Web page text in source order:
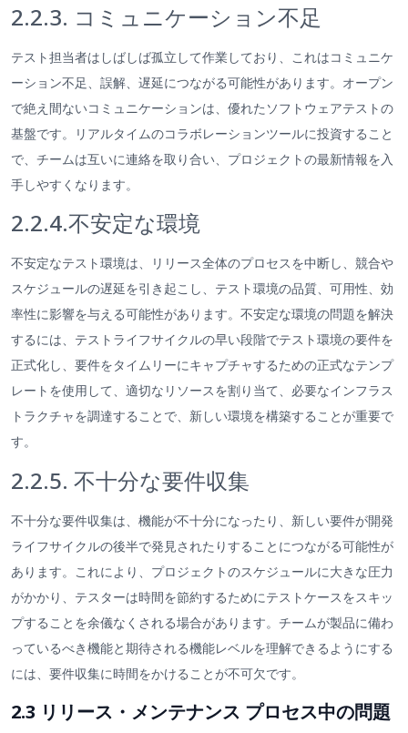
2.2.3. コミュニケーション不足
テスト担当者はしばしば孤立して作業しており、これはコミュニケ
ーション不足、誤解、遅延につながる可能性があります。オープン
で絶え間ないコミュニケーションは、優れたソフトウェアテストの
基盤です。リアルタイムのコラボレーションツールに投資すること
で、チームは互いに連絡を取り合い、プロジェクトの最新情報を入
手しやすくなります。
2.2.4.不安定な環境
不安定なテスト環境は、リリース全体のプロセスを中断し、競合や
スケジュールの遅延を引き起こし、テスト環境の品質、可用性、効
率性に影響を与える可能性があります。不安定な環境の問題を解決
するには、テストライフサイクルの早い段階でテスト環境の要件を
正式化し、要件をタイムリーにキャプチャするための正式なテンプ
レートを使用して、適切なリソースを割り当て、必要なインフラス
トラクチャを調達することで、新しい環境を構築することが重要で
す。
2.2.5. 不十分な要件収集
不十分な要件収集は、機能が不十分になったり、新しい要件が開発
ライフサイクルの後半で発見されたりすることにつながる可能性が
あります。これにより、プロジェクトのスケジュールに大きな圧力
がかかり、テスターは時間を節約するためにテストケースをスキッ
プすることを余儀なくされる場合があります。チームが製品に備わ
っているべき機能と期待される機能レベルを理解できるようにする
には、要件収集に時間をかけることが不可欠です。
2.3 リリース・メンテナンス プロセス中の問題